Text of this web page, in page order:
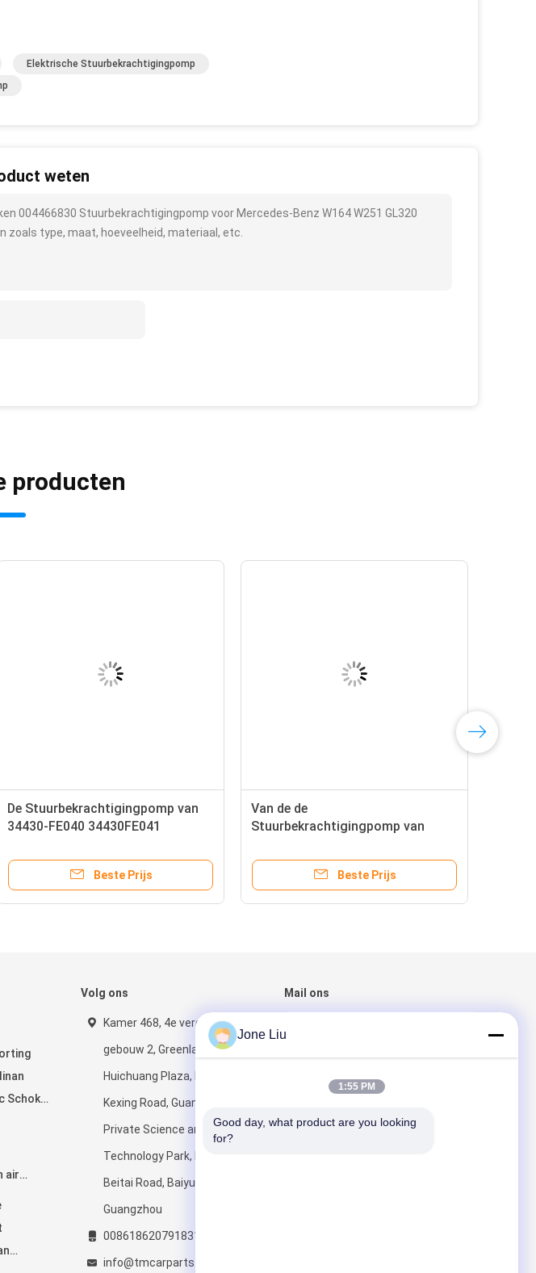
Elektrische Stuurbekrachtigingpomp
weten
004466830 Stuurbekrachtigingpomp voor Mercedes-Benz W164 W251 GL320
zoals type, maat, hoeveelheid, materiaal, etc.
producten
De Stuurbekrachtigingpomp van
34430-FE040 34430FE041
2004-2007
Beste Prijs
Van de de
Stuurbekrachtigingpomp van
Autovervangstukken OE
32416780413
Beste Prijs
Schok
air
Volg ons
Kamer 468, 4e verdieping,
gebouw 2, Greenland
Huichuang Plaza, No. 6
Kexing Road, Guangzhou
Private Science and
Technology Park, No. 1633
Beitai Road, Baiyun District,
Guangzhou
008618620791831
info@tmcarparts.com
Mail ons
Jone Liu
1:55 PM
Good day, what product are you looking
for?